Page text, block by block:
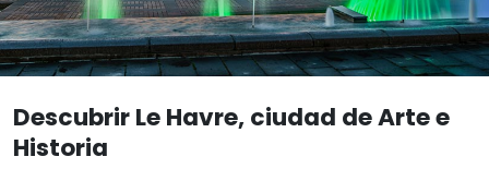
Descubrir Le Havre, ciudad de Arte e
Historia